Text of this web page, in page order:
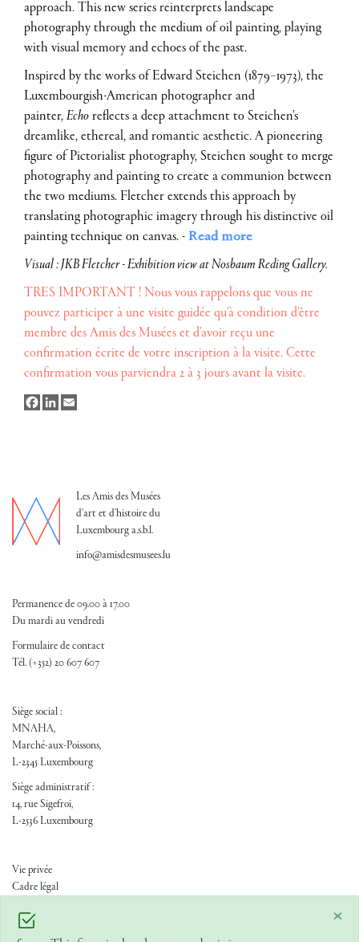
approach. This new series reinterprets landscape
photography through the medium of oil painting, playing
with visual memory and echoes of the past.
Inspired by the works of Edward Steichen (1879–1973), the
Luxembourgish-American photographer and
painter, Echo reflects a deep attachment to Steichen’s
dreamlike, ethereal, and romantic aesthetic. A pioneering
figure of Pictorialist photography, Steichen sought to merge
photography and painting to create a communion between
the two mediums. Fletcher extends this approach by
translating photographic imagery through his distinctive oil
painting technique on canvas. - Read more
Visual : JKB Fletcher - Exhibition view at Nosbaum Reding Gallery.
TRES IMPORTANT ! Nous vous rappelons que vous ne
pouvez participer à une visite guidée qu’à condition d’être
membre des Amis des Musées et d’avoir reçu une
confirmation écrite de votre inscription à la visite. Cette
confirmation vous parviendra 2 à 3 jours avant la visite.
×
FacebookLinkedIn
Les Amis des Musées
d'art et d'histoire du
Luxembourg a.s.b.l.
info@amisdesmusees.lu
Permanence de 09.00 à 17.00
Du mardi au vendredi
Formulaire de contact
Tél. (+352) 20 607 607
Siège social :
MNAHA,
Marché-aux-Poissons,
L-2345 Luxembourg
Siège administratif :
14, rue Sigefroi,
L-2536 Luxembourg
FOOTER ADM
Vie privée
Cadre légal
Français